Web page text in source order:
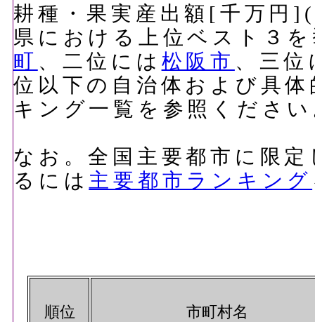
耕種・果実産出額[千万円
県における上位ベスト３
町 、二位には 松阪市 、三位
位以下の自治体および具
キング一覧を参照くださ
なお。全国主要都市に限
るには 主要都市ランキング
順位 市町村名